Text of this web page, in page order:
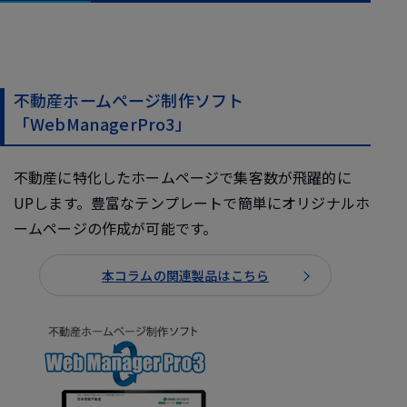
不動産ホームページ制作ソフト
「WebManagerPro3」
不動産に特化したホームページで集客数が飛躍的に
UPします。豊富なテンプレートで簡単にオリジナルホ
ームページの作成が可能です。
本コラムの関連製品はこちら